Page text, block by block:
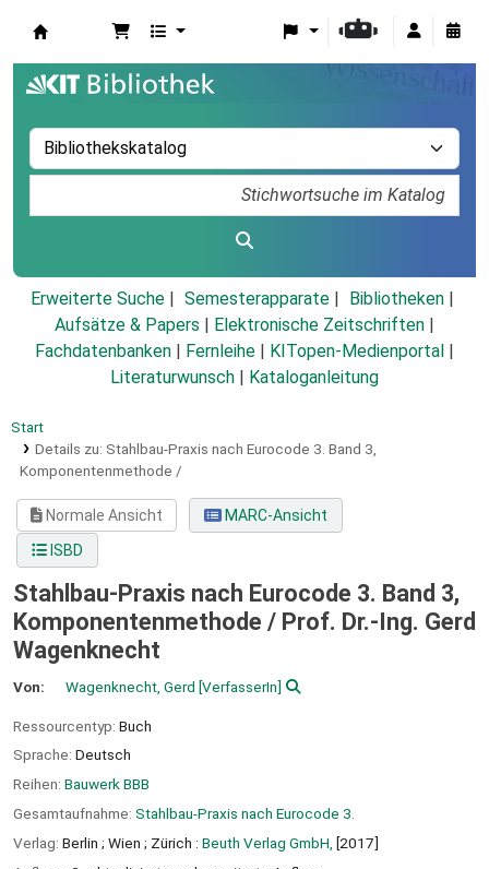
Erweiterte Suche Semesterapparate
Bibliotheken
Aufsätze & Papers
Elektronische Zeitschriften
Fachdatenbanken
Fernleihe KITopen-Medienportal
Literaturwunsch
Kataloganleitung
Start
Details zu: Stahlbau-Praxis nach Eurocode 3. Band 3,
Komponentenmethode /
Normale Ansicht
MARC-Ansicht
ISBD
Stahlbau-Praxis nach Eurocode 3. Band 3,
Komponentenmethode / Prof. Dr.-Ing. Gerd
Wagenknecht
Von: Wagenknecht, Gerd [VerfasserIn]
Ressourcentyp: Buch
Sprache: Deutsch
Reihen: Bauwerk BBB
Gesamtaufnahme: Stahlbau-Praxis nach Eurocode 3.
Verlag: Berlin ; Wien ; Zürich : Beuth Verlag GmbH, [2017]